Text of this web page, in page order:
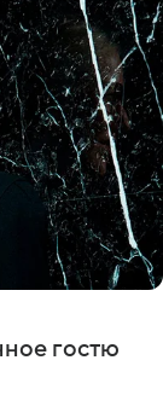
гостю